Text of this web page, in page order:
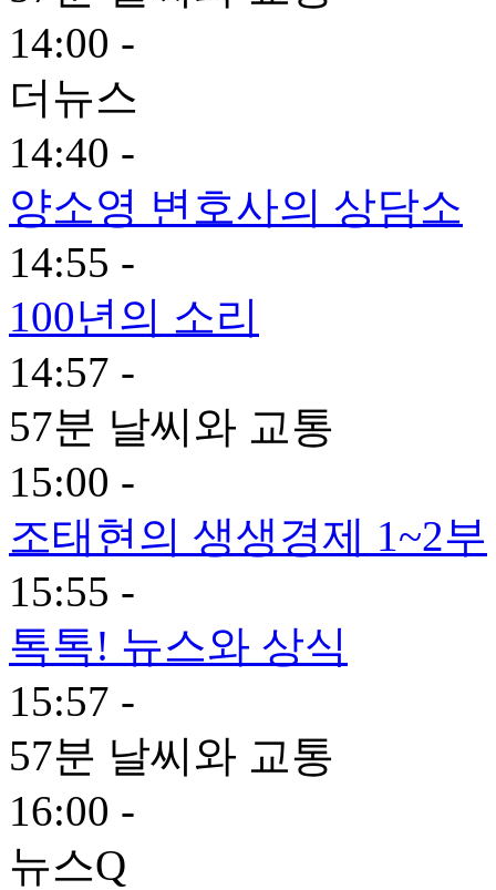
14:00 -
더뉴스
14:40 -
양소영 변호사의 상담소
14:55 -
100년의 소리
14:57 -
57분 날씨와 교통
15:00 -
조태현의 생생경제 1~2부
15:55 -
톡톡! 뉴스와 상식
15:57 -
57분 날씨와 교통
16:00 -
뉴스Q